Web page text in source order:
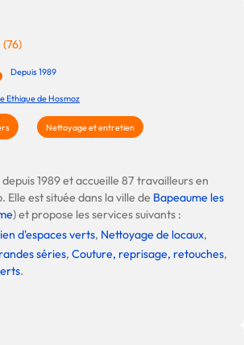
(76)
Depuis 1989
Ethique de Hosmoz
Nettoyage et entretien
1989 et accueille 87 travailleurs en
Elle est située dans la ville de Bapeaume les
) et propose les services suivants :
d'espaces verts, Nettoyage de locaux,
séries, Couture, reprisage, retouches,
.